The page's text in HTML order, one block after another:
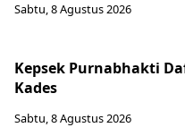
Sabtu, 8 Agustus 2026
Kepsek Purnabhakti
Kades
Sabtu, 8 Agustus 2026